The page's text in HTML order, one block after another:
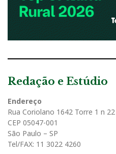
Redação e Estúdio
Endereço
Rua Coriolano 1642 Torre 1 n 22
CEP 05047-001
São Paulo – SP
Tel/FAX: 11 3022 4260